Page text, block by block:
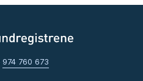
974 760 673